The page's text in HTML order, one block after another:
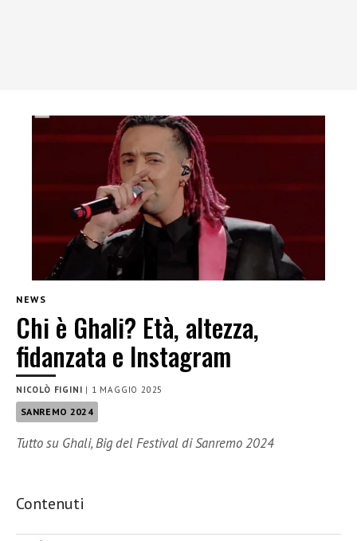
NEWS
Chi è Ghali? Età, altezza,
fidanzata e Instagram
NICOLÒ FIGINI | 1 MAGGIO 2025
SANREMO 2024
Tutto su Ghali, Big del Festival di Sanremo 2024
Contenuti